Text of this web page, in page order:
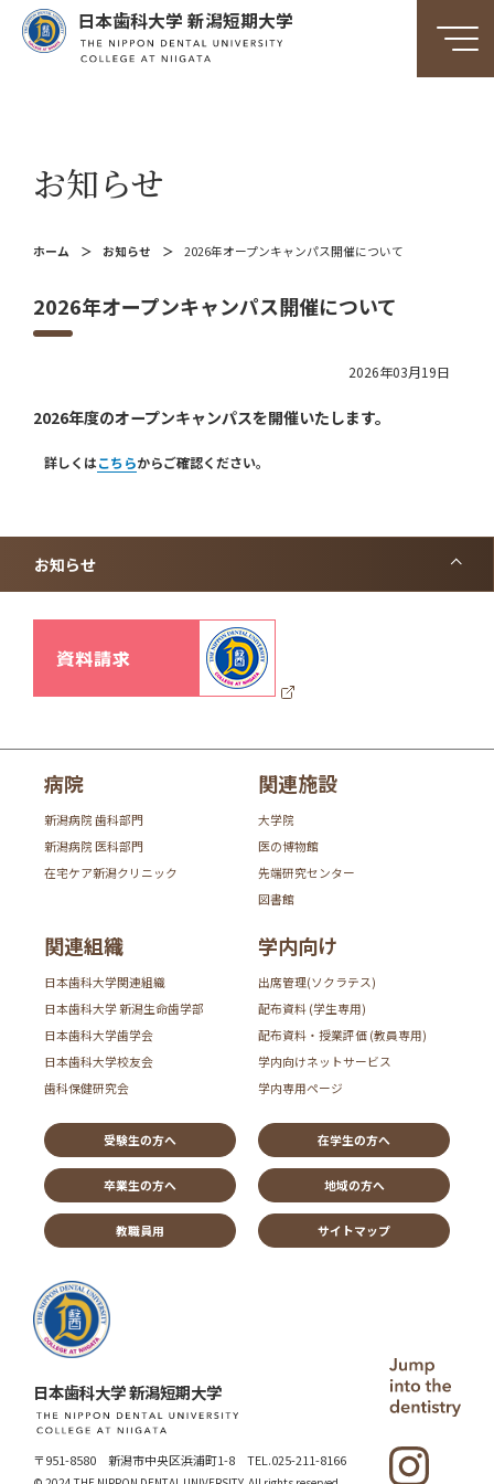
日本歯科大学 新潟短期大学
お知らせ
ホーム お知らせ 2026年オープンキャンパス開催について
2026年オープンキャンパス開催について
2026年03月19日
2026年度のオープンキャンパスを開催いたします。
詳しくはこちらからご確認ください。
お知らせ
病院
新潟病院 歯科部門
新潟病院 医科部門
在宅ケア新潟クリニック
関連施設
大学院
医の博物館
先端研究センター
図書館
関連組織
日本歯科大学関連組織
日本歯科大学 新潟生命歯学部
日本歯科大学歯学会
日本歯科大学校友会
歯科保健研究会
学内向け
出席管理(ソクラテス)
配布資料 (学生専用)
配布資料・授業評価 (教員専用)
学内向けネットサービス
学内専用ページ
受験生の方へ 在学生の方へ
卒業生の方へ 地域の方へ
教職員用 サイトマップ
日本歯科大学 新潟短期大学
〒951-8580 新潟市中央区浜浦町1-8 TEL.025-211-8166